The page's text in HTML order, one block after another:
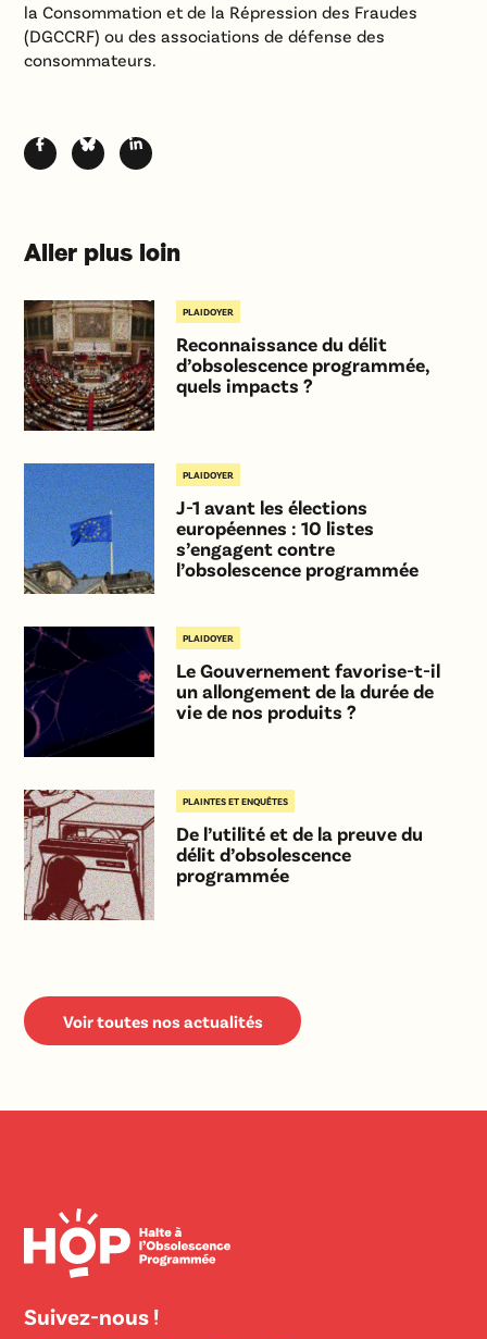
la Consommation et de la Répression des Fraudes
(DGCCRF) ou des associations de défense des
consommateurs.
Aller plus loin
PLAIDOYER
Reconnaissance du délit
d’obsolescence programmée,
quels impacts ?
PLAIDOYER
J-1 avant les élections
européennes : 10 listes
s’engagent contre
l’obsolescence programmée
PLAIDOYER
Le Gouvernement favorise-t-il
un allongement de la durée de
vie de nos produits ?
PLAINTES ET ENQUÊTES
De l’utilité et de la preuve du
délit d’obsolescence
programmée
Voir toutes nos actualités
Suivez-nous !